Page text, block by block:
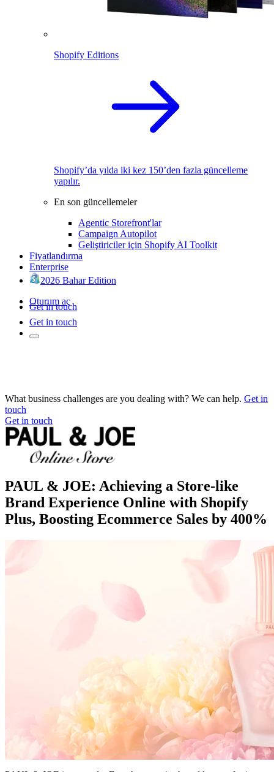
Shopify Editions
Shopify’da yılda iki kez 150’den fazla güncelleme
yapılır.
En son güncellemeler
Agentic Storefront'lar
Campaign Autopilot
Geliştiriciler için Shopify AI Toolkit
Fiyatlandırma
Enterprise
2026 Bahar Edition
Oturum aç
Get in touch
Get in touch
What business challenges are you dealing with? We can help. Get in
touch
Get in touch
PAUL & JOE: Achieving a Store-like
Brand Experience Online with Shopify
Plus, Boosting Ecommerce Sales by 400%